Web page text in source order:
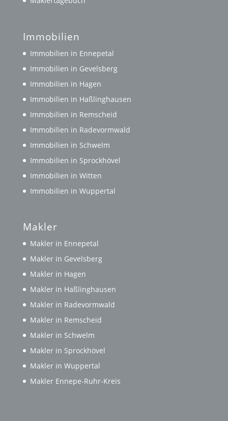
Immobilien
Immobilien in Ennepetal
Immobilien in Gevelsberg
Immobilien in Hagen
Immobilien in Haßlinghausen
Immobilien in Remscheid
Immobilien in Radevormwald
Immobilien in Schwelm
Immobilien in Sprockhövel
Immobilien in Witten
Immobilien in Wuppertal
Makler
Makler in Ennepetal
Makler in Gevelsberg
Makler in Hagen
Makler in Haßlinghausen
Makler in Radevormwald
Makler in Remscheid
Makler in Schwelm
Makler in Sprockhövel
Makler in Wuppertal
Makler Ennepe-Ruhr-Kreis